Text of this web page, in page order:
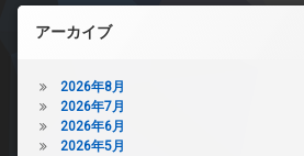
アーカイブ
2026年8月
2026年7月
2026年6月
2026年5月